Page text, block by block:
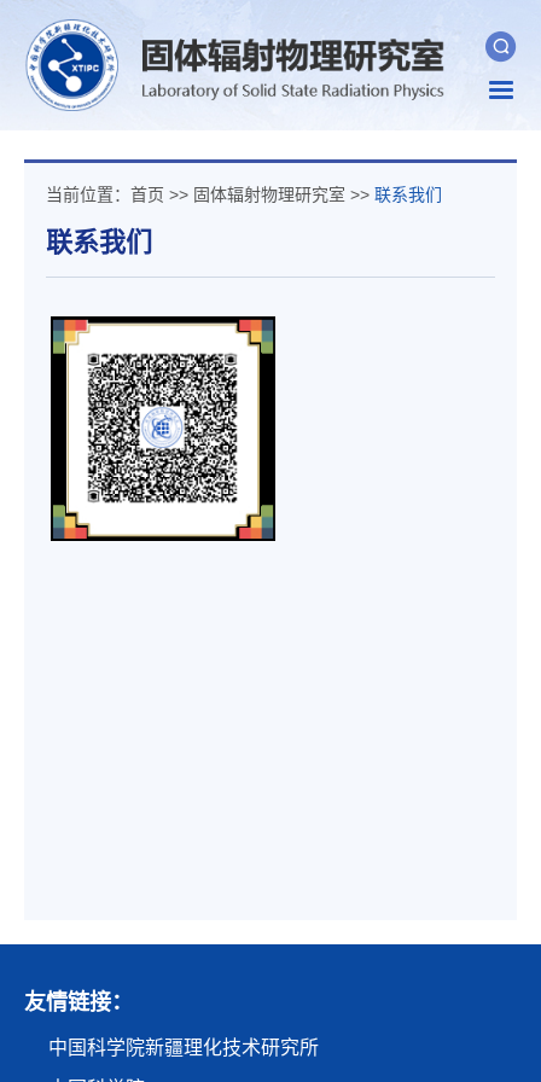
当前位置： 首页 >> 固体辐射物理研究室 >> 联系我们
联系我们
友情链接：
中国科学院新疆理化技术研究所